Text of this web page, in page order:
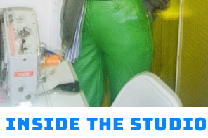
inside the studio